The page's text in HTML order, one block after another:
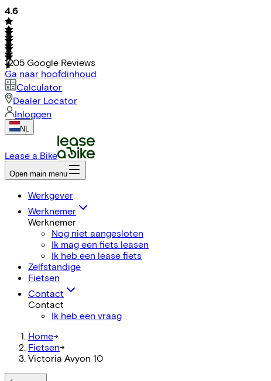
4.6
1205 Google Reviews
Ga naar hoofdinhoud
Calculator
Dealer Locator
Inloggen
NL
Lease a Bike
Open main menu
Werkgever
Werknemer
Werknemer
Nog niet aangesloten
Ik mag een fiets leasen
Ik heb een lease fiets
Zelfstandige
Fietsen
Contact
Contact
Ik heb een vraag
Home->
Fietsen->
Victoria Avyon 10